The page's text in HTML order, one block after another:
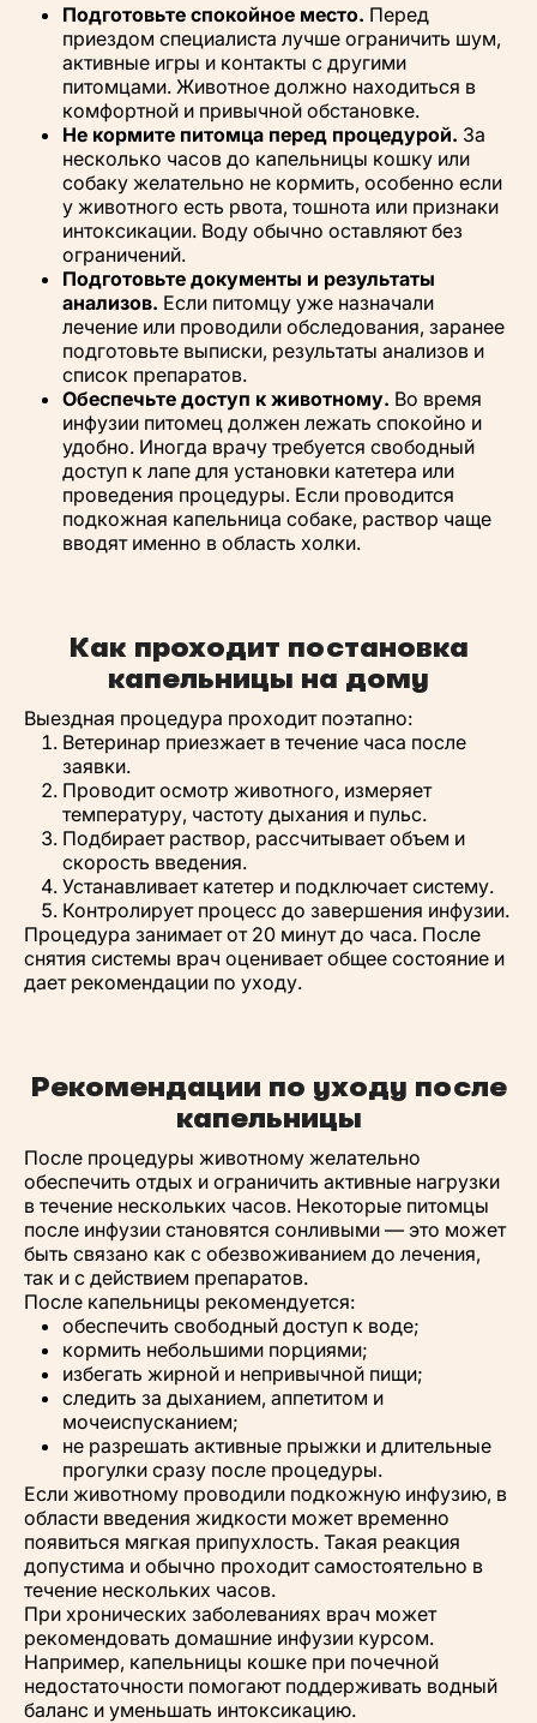
Подготовьте спокойное место. Перед
приездом специалиста лучше ограничить шум,
активные игры и контакты с другими
питомцами. Животное должно находиться в
комфортной и привычной обстановке.
Не кормите питомца перед процедурой. За
несколько часов до капельницы кошку или
собаку желательно не кормить, особенно если
у животного есть рвота, тошнота или признаки
интоксикации. Воду обычно оставляют без
ограничений.
Подготовьте документы и результаты
анализов. Если питомцу уже назначали
лечение или проводили обследования, заранее
подготовьте выписки, результаты анализов и
список препаратов.
Обеспечьте доступ к животному. Во время
инфузии питомец должен лежать спокойно и
удобно. Иногда врачу требуется свободный
доступ к лапе для установки катетера или
проведения процедуры. Если проводится
подкожная капельница собаке, раствор чаще
вводят именно в область холки.
Как проходит постановка
капельницы на дому
Выездная процедура проходит поэтапно:
Ветеринар приезжает в течение часа после
заявки.
Проводит осмотр животного, измеряет
температуру, частоту дыхания и пульс.
Подбирает раствор, рассчитывает объем и
скорость введения.
Устанавливает катетер и подключает систему.
Контролирует процесс до завершения инфузии.
Процедура занимает от 20 минут до часа. После
снятия системы врач оценивает общее состояние и
дает рекомендации по уходу.
Рекомендации по уходу после
капельницы
После процедуры животному желательно
обеспечить отдых и ограничить активные нагрузки
в течение нескольких часов. Некоторые питомцы
после инфузии становятся сонливыми — это может
быть связано как с обезвоживанием до лечения,
так и с действием препаратов.
После капельницы рекомендуется:
обеспечить свободный доступ к воде;
кормить небольшими порциями;
избегать жирной и непривычной пищи;
следить за дыханием, аппетитом и
мочеиспусканием;
не разрешать активные прыжки и длительные
прогулки сразу после процедуры.
Если животному проводили подкожную инфузию, в
области введения жидкости может временно
появиться мягкая припухлость. Такая реакция
допустима и обычно проходит самостоятельно в
течение нескольких часов.
При хронических заболеваниях врач может
рекомендовать домашние инфузии курсом.
Например, капельницы кошке при почечной
недостаточности помогают поддерживать водный
баланс и уменьшать интоксикацию.